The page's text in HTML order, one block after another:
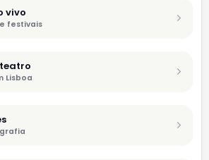
vivo
festivais
Lisboa